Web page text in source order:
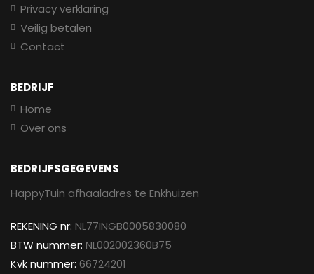
Privacy verklaring
Veilig betalen
Contact
BEDRIJF
Home
Over ons
BEDRIJFSGEGEVENS
HappyTuin afhaaladres te Enkhuizen
REKENING nr: NL77INGB0005830080
BTW nummer: NL002002360B75
Kvk nummer: 66724201